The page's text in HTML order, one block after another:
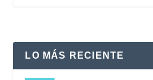
LO MÁS RECIENTE